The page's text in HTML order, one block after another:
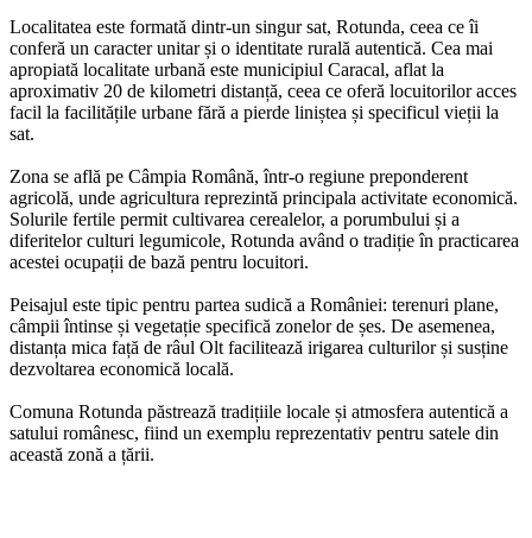
Localitatea este formată dintr-un singur sat, Rotunda, ceea ce îi
conferă un caracter unitar și o identitate rurală autentică. Cea mai
apropiată localitate urbană este municipiul Caracal, aflat la
aproximativ 20 de kilometri distanță, ceea ce oferă locuitorilor acces
facil la facilitățile urbane fără a pierde liniștea și specificul vieții la
sat.
Zona se află pe Câmpia Română, într-o regiune preponderent
agricolă, unde agricultura reprezintă principala activitate economică.
Solurile fertile permit cultivarea cerealelor, a porumbului și a
diferitelor culturi legumicole, Rotunda având o tradiție în practicarea
acestei ocupații de bază pentru locuitori.
Peisajul este tipic pentru partea sudică a României: terenuri plane,
câmpii întinse și vegetație specifică zonelor de șes. De asemenea,
distanța mica față de râul Olt facilitează irigarea culturilor și susține
dezvoltarea economică locală.
Comuna Rotunda păstrează tradițiile locale și atmosfera autentică a
satului românesc, fiind un exemplu reprezentativ pentru satele din
această zonă a țării.